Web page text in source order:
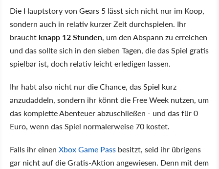
Die Hauptstory von Gears 5 lässt sich nicht nur im Koop,
sondern auch in relativ kurzer Zeit durchspielen. Ihr
braucht knapp 12 Stunden, um den Abspann zu erreichen
und das sollte sich in den sieben Tagen, die das Spiel gratis
spielbar ist, doch relativ leicht erledigen lassen.
Ihr habt also nicht nur die Chance, das Spiel kurz
anzudaddeln, sondern ihr könnt die Free Week nutzen, um
das komplette Abenteuer abzuschließen - und das für 0
Euro, wenn das Spiel normalerweise 70 kostet.
Falls ihr einen Xbox Game Pass besitzt, seid ihr übrigens
gar nicht auf die Gratis-Aktion angewiesen. Denn mit dem